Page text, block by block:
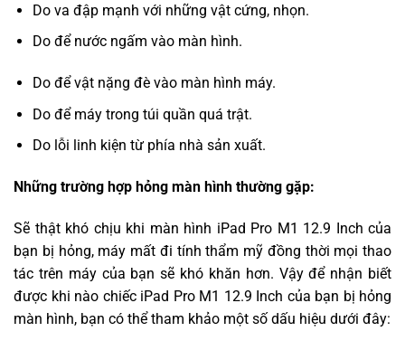
Do va đập mạnh với những vật cứng, nhọn.
Do để nước ngấm vào màn hình.
Do để vật nặng đè vào màn hình máy.
Do để máy trong túi quần quá trật.
Do lỗi linh kiện từ phía nhà sản xuất.
Những trường hợp hỏng màn hình thường gặp:
Sẽ thật khó chịu khi màn hình iPad Pro M1 12.9 Inch của
bạn bị hỏng, máy mất đi tính thẩm mỹ đồng thời mọi thao
tác trên máy của bạn sẽ khó khăn hơn. Vậy để nhận biết
được khi nào chiếc iPad Pro M1 12.9 Inch của bạn bị hỏng
màn hình, bạn có thể tham khảo một số dấu hiệu dưới đây: